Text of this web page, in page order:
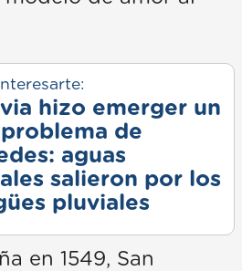
hizo emerger un
de
aguas
salieron por los
pluviales
en 1549, San